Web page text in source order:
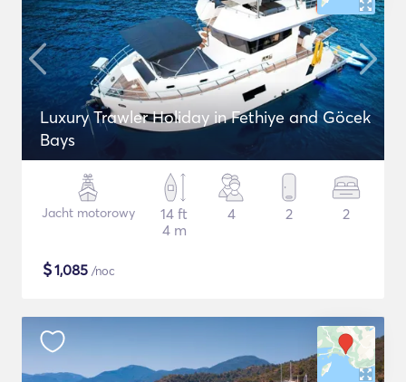
Luxury Trawler Holiday in Fethiye and Göcek
Bays
Jacht motorowy
14 ft
4 m
4 2 2
$1,085 /noc